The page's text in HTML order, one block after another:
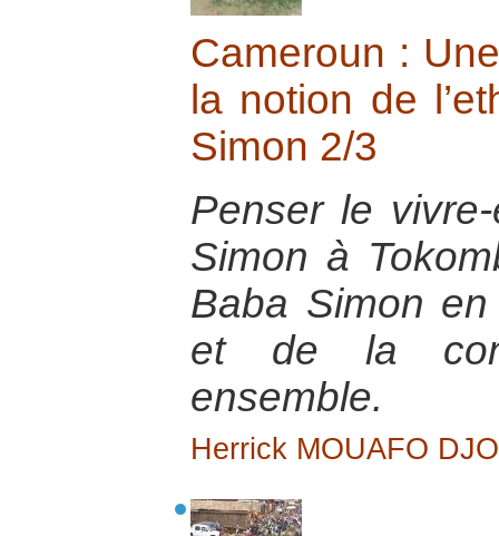
Cameroun :
la notion de
Simon 2/3
Penser le
Simon à
Baba Simon en
et de la
ensemble.
Herrick MOUAFO